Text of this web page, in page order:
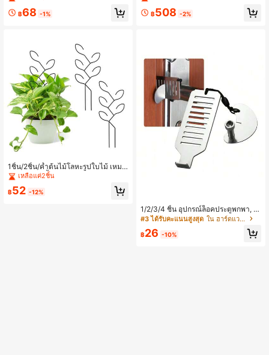
งจาน
฿68 -1%
1ชิ้น/2ชิ้น/ค้ำต้นไม้โลหะรูปใบไม้ เหมา
ะสำหรับพืชเลื้อย พืชกระถาง พืชขนาดเ
ล็ก ค้ำต้นไม้ในร่ม เครื่องมือพืชในบ้าน
ของขวัญสำหรับคนรักพืช เหมาะสำหรับ
เหลือแค่2ชิ้น
฿52 -12%
ได้ เหมาะสำหรับการหั่นเนื้อ
฿508 -2%
1/2/3/4 ชิ้น อุปกรณ์ล็อคประตูพกพา, ล็
อคประตูพกพาปรับได้สำหรับบ้าน โรงแ
รม อพาร์ตเมนต์ หอพัก เพิ่มความเป็นส่
วนตัวและความปลอดภัย, สีเงิน
#3 ได้รับคะแนนสูงสุด ใน ฮาร์ดแวร์และล็อคประตู
฿26 -10%